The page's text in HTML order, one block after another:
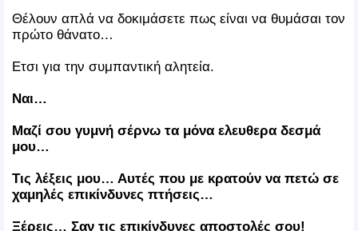
Θέλουν απλά να δοκιμάσετε πως είναι να θυμάσαι τον
πρώτο θάνατο…
Ετσι για την συμπαντική αλητεία.
Ναι…
Μαζί σου γυμνή σέρνω τα μόνα ελευθερα δεσμά
μου…
Τις λέξεις μου… Αυτές που με κρατούν να πετώ σε
χαμηλές επικίνδυνες πτήσεις…
Ξέρεις… Σαν τις επικίνδυνες αποστολές σου!